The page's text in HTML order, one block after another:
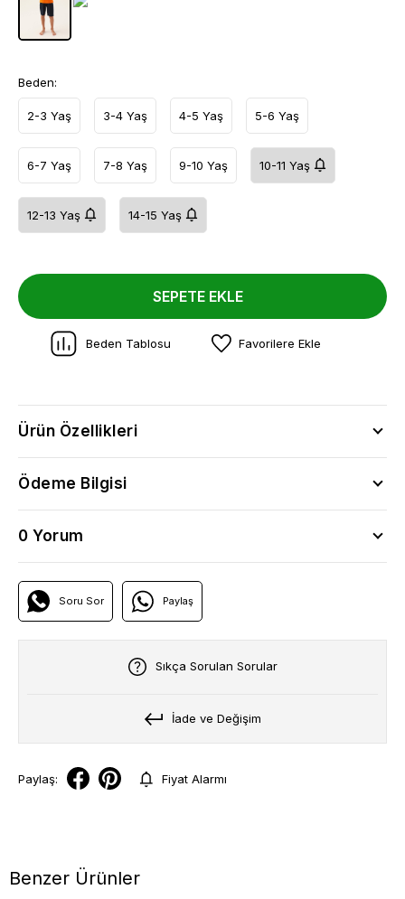
Beden:
2-3 Yaş 3-4 Yaş 4-5 Yaş 5-6 Yaş
6-7 Yaş 7-8 Yaş 9-10 Yaş 10-11 Yaş
12-13 Yaş 14-15 Yaş
SEPETE EKLE
Beden Tablosu Favorilere Ekle
Ürün Özellikleri
Ödeme Bilgisi
0 Yorum
Soru Sor Paylaş
Sıkça Sorulan Sorular
İade ve Değişim
Paylaş: Fiyat Alarmı
Benzer Ürünler